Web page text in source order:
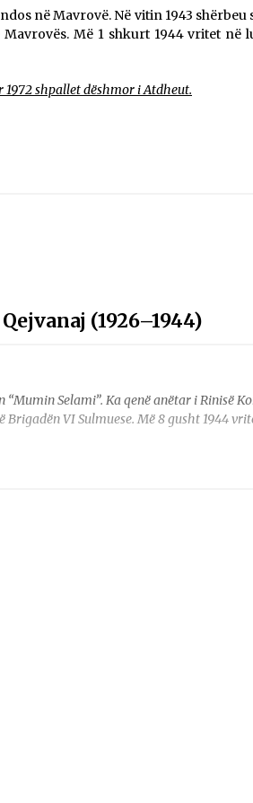
Kallarati nr. 115
14/10/2025
HASIMAJ – “KUJTIMET E
në Mavrovë. Në vitin 1943
Më 1 shkurt 1944 vritet në
shpallet dëshmor i Atdheut.
(1926–1944)
Selami”. Ka qenë anëtar i Rinisë
VI Sulmuese. Më 8 gusht 1944